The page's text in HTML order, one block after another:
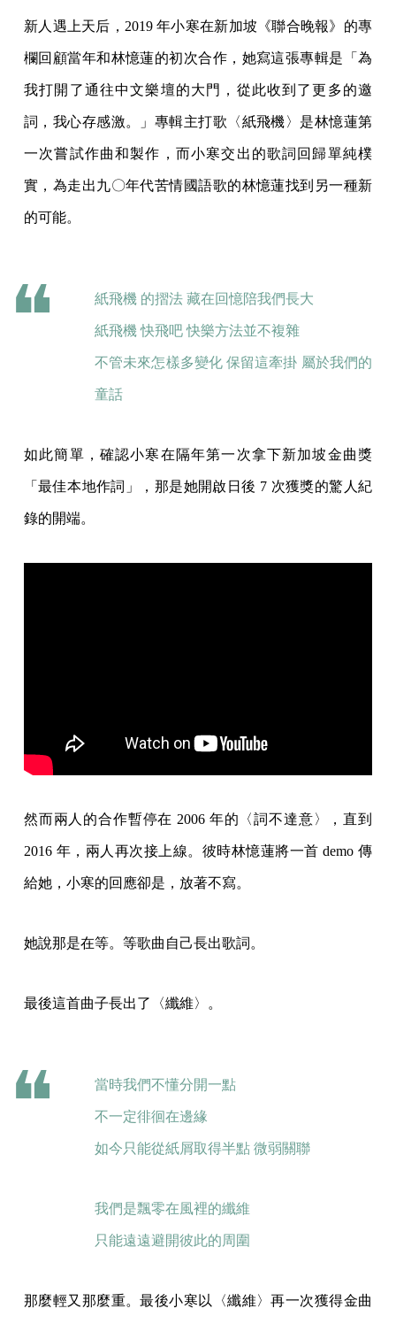
新人遇上天后，2019 年小寒在新加坡《聯合晚報》的專
欄回顧當年和林憶蓮的初次合作，她寫這張專輯是「為
我打開了通往中文樂壇的大門，從此收到了更多的邀
詞，我心存感激。」專輯主打歌〈紙飛機〉是林憶蓮第
一次嘗試作曲和製作，而小寒交出的歌詞回歸單純樸
實，為走出九〇年代苦情國語歌的林憶蓮找到另一種新
的可能。
紙飛機 的摺法 藏在回憶陪我們長大
紙飛機 快飛吧 快樂方法並不複雜
不管未來怎樣多變化 保留這牽掛 屬於我們的
童話
如此簡單，確認小寒在隔年第一次拿下新加坡金曲獎
「最佳本地作詞」，那是她開啟日後 7 次獲獎的驚人紀
錄的開端。
然而兩人的合作暫停在 2006 年的〈詞不達意〉，直到
2016 年，兩人再次接上線。彼時林憶蓮將一首 demo 傳
給她，小寒的回應卻是，放著不寫。
她說那是在等。等歌曲自己長出歌詞。
最後這首曲子長出了〈纖維〉。
當時我們不懂分開一點
不一定徘徊在邊緣
如今只能從紙屑取得半點 微弱關聯
我們是飄零在風裡的纖維
只能遠遠避開彼此的周圍
那麼輕又那麼重。最後小寒以〈纖維〉再一次獲得金曲